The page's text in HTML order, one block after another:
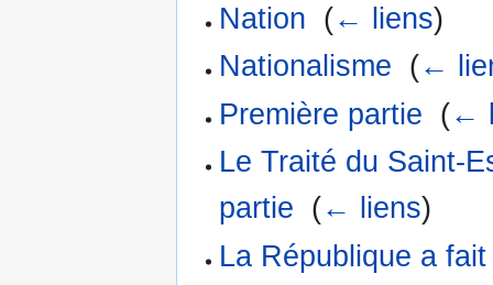
Nation (← liens)
Nationalisme (←
Première partie (←
Le Traité du Saint-
partie (← liens)
La République a